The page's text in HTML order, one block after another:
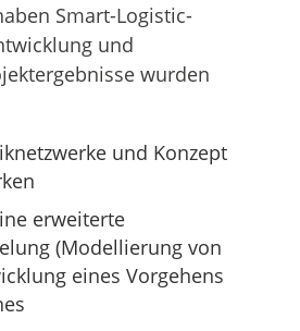
Smart-Logistic-
und
wurden
und Konzept
erweiterte
(Modellierung von
eines Vorgehens